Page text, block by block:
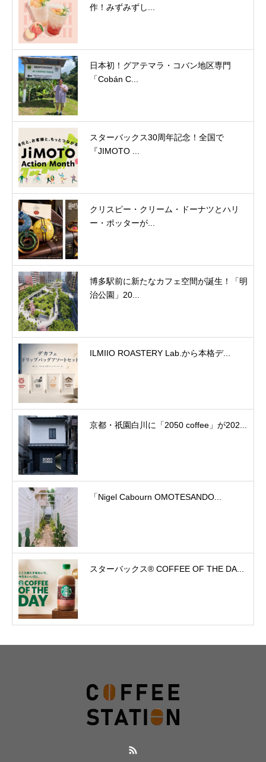
作！みずみずし...
日本初！グアテマラ・コバン地区専門
「Cobán C...
スターバックス30周年記念！全国で
『JIMOTO ...
クリスピー・クリーム・ドーナツとハリ
ー・ポッターが...
博多駅前に新たなカフェ空間が誕生！「明
治公園」20...
ILMIIO ROASTERY Lab.から本格デ...
京都・祇園白川に「2050 coffee」が202...
「Nigel Cabourn OMOTESANDO...
スターバックス® COFFEE OF THE DA...